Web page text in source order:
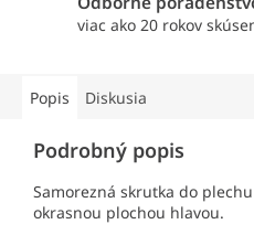
viac ako 20 rokov
Popis Diskusia
Podrobný popis
Samorezná skrutka do
okrasnou plochou hlavou.